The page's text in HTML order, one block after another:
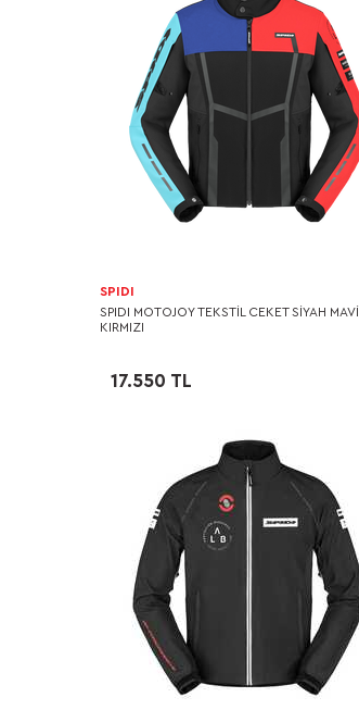
SPIDI
SPIDI MOTOJOY TEKSTİL CEKET SİYAH MAVİ
KIRMIZI
17.550 TL